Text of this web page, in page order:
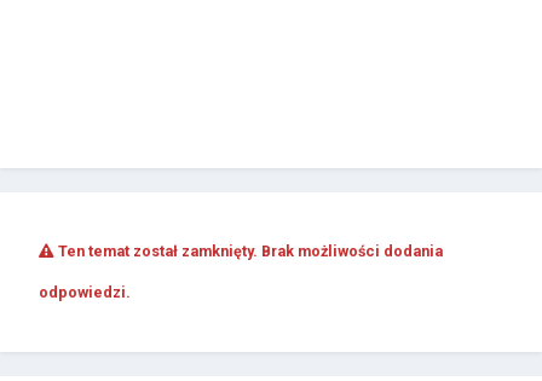
Ten temat został zamknięty. Brak możliwości dodania
odpowiedzi.